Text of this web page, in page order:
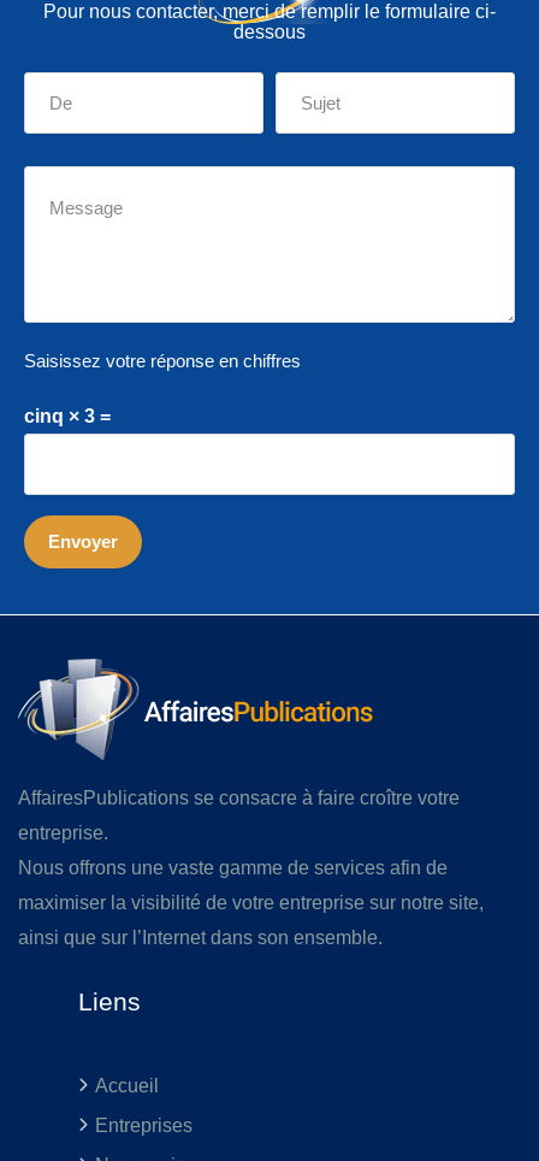
Pour nous contacter, merci de remplir le formulaire ci-
dessous
Saisissez votre réponse en chiffres
cinq × 3 =
AffairesPublications se consacre à faire croître votre
entreprise.
Nous offrons une vaste gamme de services afin de
maximiser la visibilité de votre entreprise sur notre site,
ainsi que sur l’Internet dans son ensemble.
Liens
Accueil
Entreprises